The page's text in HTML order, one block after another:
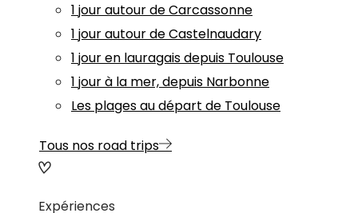
1 jour autour de Carcassonne
1 jour autour de Castelnaudary
1 jour en lauragais depuis Toulouse
1 jour à la mer, depuis Narbonne
Les plages au départ de Toulouse
Tous nos road trips
Expériences